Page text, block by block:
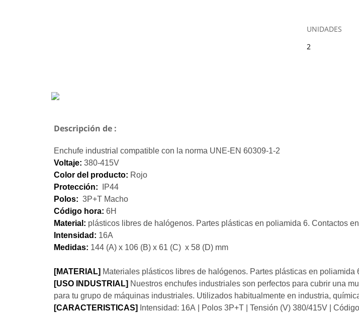
UNIDADES
2
Descripción de :
Enchufe industrial compatible con la norma UNE-EN 60309-1-2
Voltaje: 380-415V
Color del producto: Rojo
Protección:
IP44
Polos: 3P+T Macho
Código hora: 6H
Material: plásticos libres de halógenos. Partes plásticas en poliamida 6. Contactos
Intensidad: 16A
Medidas: 144 (A) x 106 (B) x 61 (C) x 58 (D) mm
[MATERIAL] Materiales plásticos libres de halógenos. Partes plásticas en
[USO INDUSTRIAL] Nuestros enchufes industriales son perfectos para cubrir una
para tu grupo de máquinas industriales. Utilizados habitualmente en industria,
[CARACTERISTICAS]
Intensidad: 16A | Polos 3P+T | Tensión (V) 380/415V |